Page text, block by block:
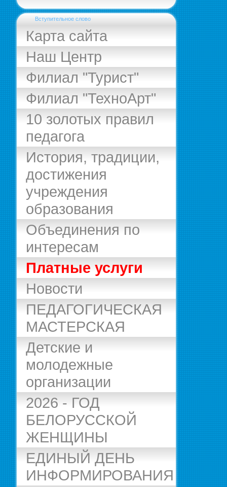
Вступительное слово
Карта сайта
Наш Центр
Филиал "Турист"
Филиал "ТехноАрт"
10 золотых правил
педагога
История, традиции,
достижения
учреждения
образования
Объединения по
интересам
Платные услуги
Новости
ПЕДАГОГИЧЕСКАЯ
МАСТЕРСКАЯ
Детские и
молодежные
организации
2026 - ГОД
БЕЛОРУССКОЙ
ЖЕНЩИНЫ
ЕДИНЫЙ ДЕНЬ
ИНФОРМИРОВАНИЯ